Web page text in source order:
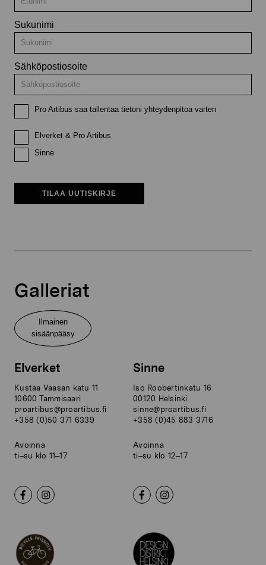
Sukunimi
Sähköpostiosoite
Pro Artibus saa tallentaa tietoni yhteydenpitoa varten
Elverket & Pro Artibus
Sinne
TILAA UUTISKIRJE
Galleriat
Ilmainen
sisäänpääsy
Elverket
Kustaa Vaasan katu 11
10600 Tammisaari
proartibus@proartibus.fi
+358 (0)50 371 6339
Avoinna
ti–su klo 11–17
Sinne
Iso Roobertinkatu 16
00120 Helsinki
sinne@proartibus.fi
+358 (0)45 883 3716
Avoinna
ti–su klo 12–17